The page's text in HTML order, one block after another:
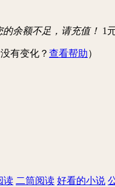
的余额不足，请充值！ 1
有变化？ 查看帮助）
读 二筒阅读 好看的小说